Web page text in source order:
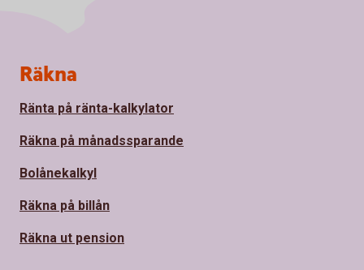
Sidfot
Räkna
Ränta på ränta-kalkylator
Räkna på månadssparande
Bolånekalkyl
Räkna på billån
Räkna ut pension